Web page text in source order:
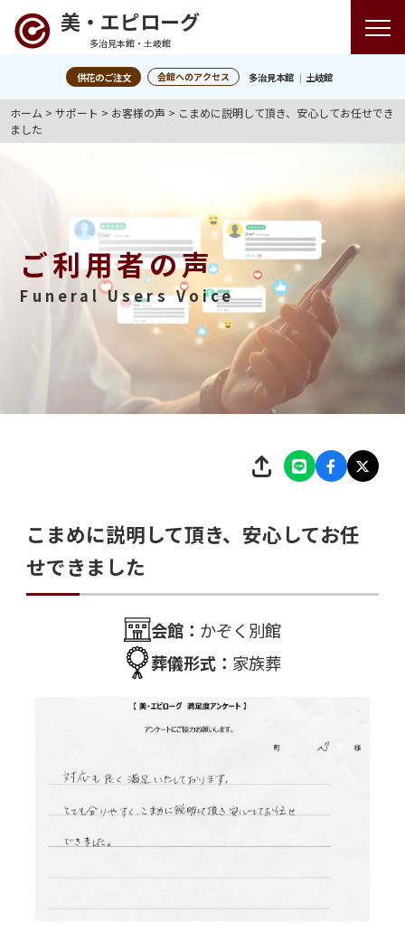
美・エピローグ
多治見本館・土岐館
供花のご注文 会館へのアクセス 多治見本館 土岐館
ホーム >サポート > お客様の声 > こまめに説明して頂き、安心してお任せでき
ました
ご利用者の声
Funeral Users Voice
こまめに説明して頂き、安心してお任
せできました
会館： かぞく別館
葬儀形式： 家族葬